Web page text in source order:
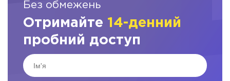
Без обмежень
Отримайте 14-денний
пробний доступ